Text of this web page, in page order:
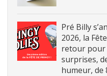
Pré Billy
2026, la
retour pour
surprises,
humeur, de